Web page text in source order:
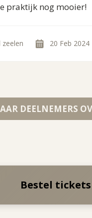
praktijk nog mooier!
zeelen 20 Feb 2024
DEELNEMERS
Bestel tickets